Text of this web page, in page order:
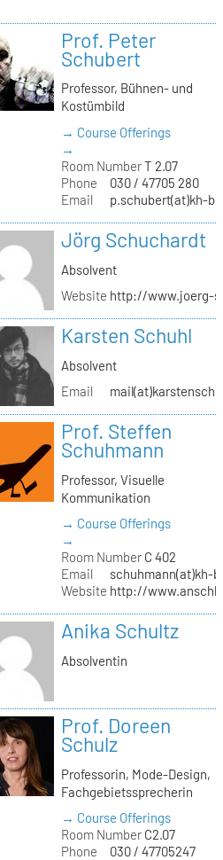
Prof. Peter
Schubert
Professor, Bühnen- und
Kostümbild
→ Course Offerings
→
Room NumberT 2.07
Phone
030 / 47705 280
Email
p.schubert(at)kh-
Jörg Schuchardt
Absolvent
Website http://www.joerg-
Karsten Schuhl
Absolvent
Email
Prof. Steffen
Schuhmann
Professor, Visuelle
Kommunikation
→ Course Offerings
→
Room NumberC 402
Email
schuhmann(at)kh-
Website http://
Anika Schultz
Absolventin
Prof. Doreen
Schulz
Professorin, Mode-Design,
Fachgebietssprecherin
→ Course Offerings
Room NumberC2.07
Phone
030 / 47705247